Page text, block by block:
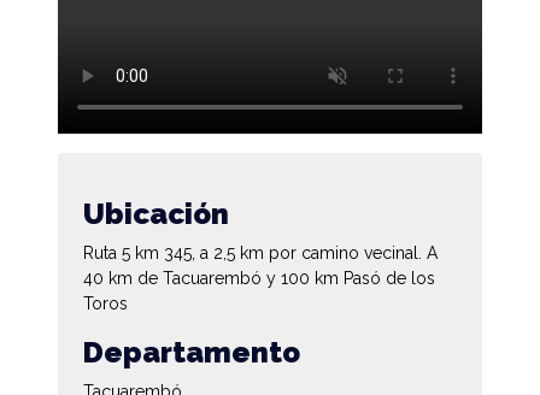
Ubicación
Ruta 5 km 345, a 2,5 km por camino vecinal. A
40 km de Tacuarembó y 100 km Pasó de los
Toros
Departamento